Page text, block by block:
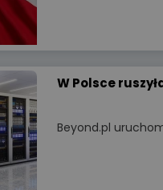
W Polsce
Beyond.pl